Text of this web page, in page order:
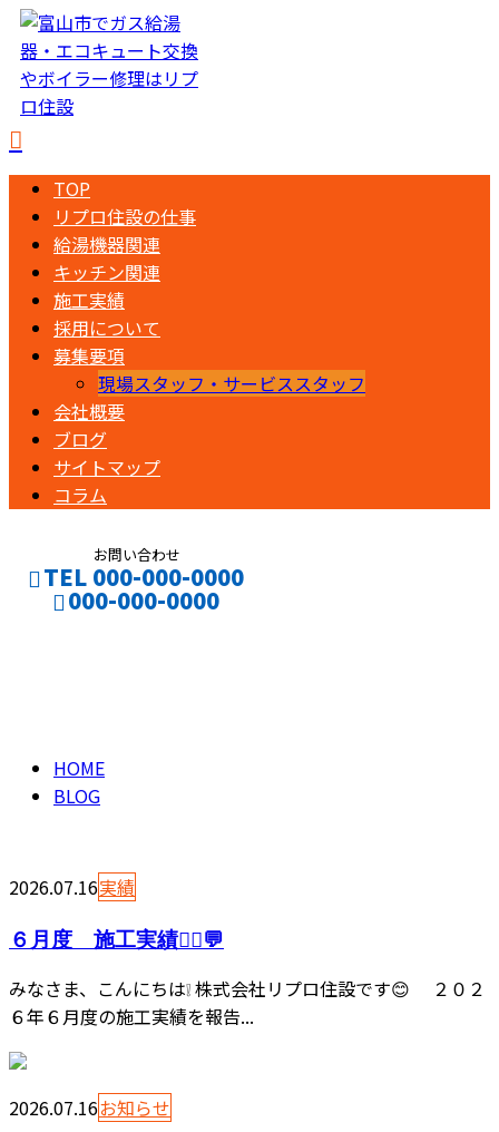
TOP
リプロ住設の仕事
給湯機器関連
キッチン関連
施工実績
採用について
募集要項
現場スタッフ・サービススタッフ
会社概要
ブログ
サイトマップ
コラム
お問い合わせ
TEL 000-000-0000
000-000-0000
HOME
BLOG
2026.07.16実績
６月度 施工実績👷‍♂️💬
みなさま、こんにちは❕ 株式会社リプロ住設です😊 ２０２
６年６月度の施工実績を報告...
2026.07.16お知らせ